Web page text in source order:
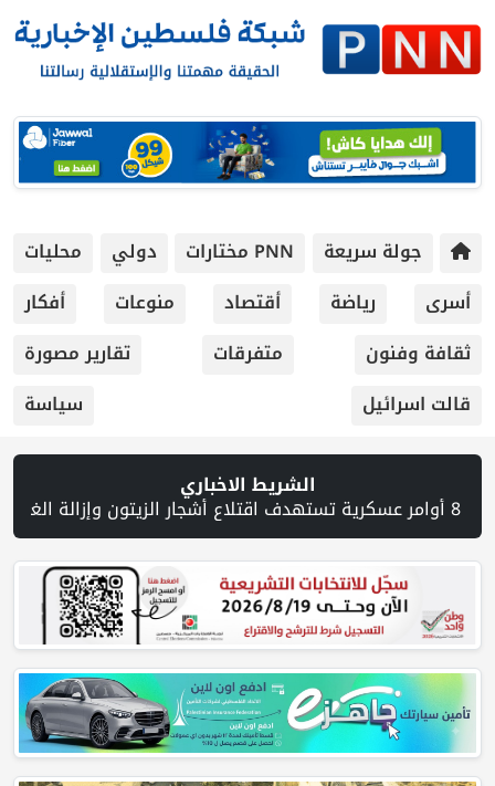
جولة سريعة PNN مختارات دولي
محليات
أسرى
رياضة أقتصاد منوعات
أفكار
ثقافة وفنون
متفرقات
تقارير مصورة
قالت اسرائيل
سياسة
الشريط الاخباري